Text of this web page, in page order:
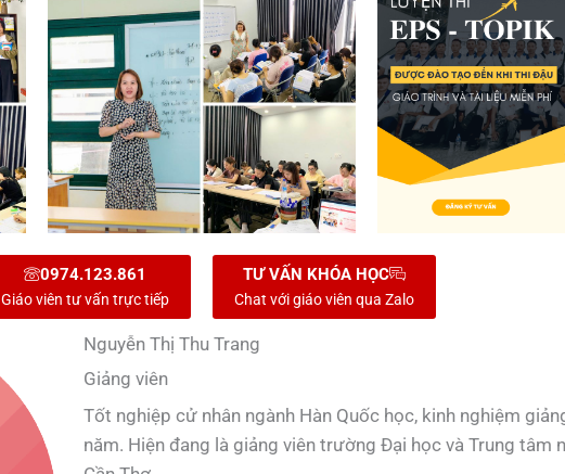
0974.123.861
Giáo viên tư vấn trực tiếp
TƯ VẤN KHÓA HỌC
Chat với giáo viên qua Zalo
Nguyễn Thị Thu Trang
Giảng viên
Tốt nghiệp cử nhân ngành Hàn Quốc học, kinh nghiệm
năm. Hiện đang là giảng viên trường Đại học và Trung tâm